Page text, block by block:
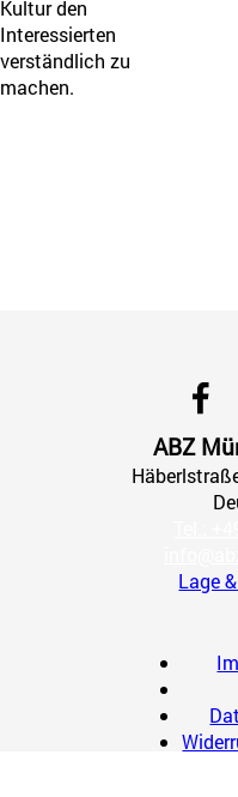
Kultur den
Interessierten
verständlich zu
machen.
ABZ
Lage